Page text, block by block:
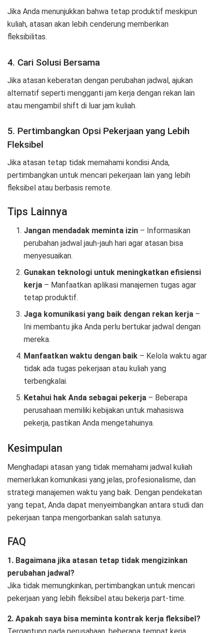
Jika Anda menunjukkan bahwa tetap produktif meskipun
kuliah, atasan akan lebih cenderung memberikan
fleksibilitas.
4. Cari Solusi Bersama
Jika atasan keberatan dengan perubahan jadwal, ajukan
alternatif seperti mengganti jam kerja dengan rekan lain
atau mengambil shift di luar jam kuliah.
5. Pertimbangkan Opsi Pekerjaan yang Lebih
Fleksibel
Jika atasan tetap tidak memahami kondisi Anda,
pertimbangkan untuk mencari pekerjaan lain yang lebih
fleksibel atau berbasis remote.
Tips Lainnya
Jangan mendadak meminta izin – Informasikan
perubahan jadwal jauh-jauh hari agar atasan bisa
menyesuaikan.
Gunakan teknologi untuk meningkatkan efisiensi
kerja – Manfaatkan aplikasi manajemen tugas agar
tetap produktif.
Jaga komunikasi yang baik dengan rekan kerja –
Ini membantu jika Anda perlu bertukar jadwal dengan
mereka.
Manfaatkan waktu dengan baik – Kelola waktu agar
tidak ada tugas pekerjaan atau kuliah yang
terbengkalai.
Ketahui hak Anda sebagai pekerja – Beberapa
perusahaan memiliki kebijakan untuk mahasiswa
pekerja, pastikan Anda mengetahuinya.
Kesimpulan
Menghadapi atasan yang tidak memahami jadwal kuliah
memerlukan komunikasi yang jelas, profesionalisme, dan
strategi manajemen waktu yang baik. Dengan pendekatan
yang tepat, Anda dapat menyeimbangkan antara studi dan
pekerjaan tanpa mengorbankan salah satunya.
FAQ
1. Bagaimana jika atasan tetap tidak mengizinkan
perubahan jadwal?
Jika tidak memungkinkan, pertimbangkan untuk mencari
pekerjaan yang lebih fleksibel atau bekerja part-time.
2. Apakah saya bisa meminta kontrak kerja fleksibel?